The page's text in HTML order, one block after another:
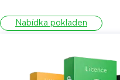
Nabídka pokladen